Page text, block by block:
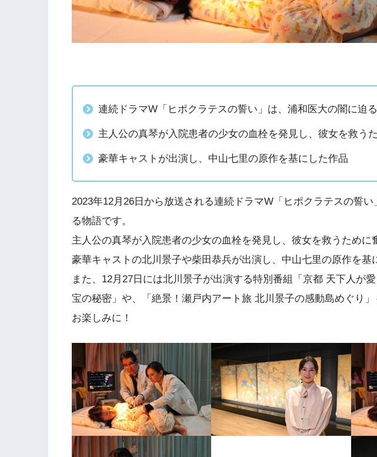
連続ドラマW「ヒポクラテスの誓い」は、浦和医大の闇に迫
主人公の真琴が入院患者の少女の血栓を発見し、彼女を救う
豪華キャストが出演し、中山七里の原作を基にした作品
2023年12月26日から放送される連続ドラマW「ヒポクラテスの誓
る物語です。
主人公の真琴が入院患者の少女の血栓を発見し、彼女を救うために
豪華キャストの北川景子や柴田恭兵が出演し、中山七里の原作を基
また、12月27日には北川景子が出演する特別番組「京都 天下人が
宝の秘密」や、「絶景！瀬戸内アート旅 北川景子の感動島めぐり」
お楽しみに！